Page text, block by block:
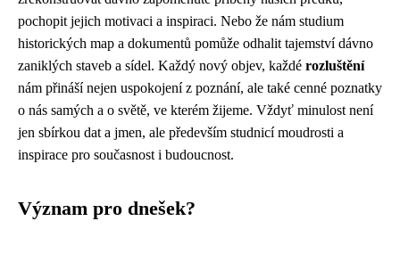
pochopit jejich motivaci a inspiraci. Nebo že nám studium
historických map a dokumentů pomůže odhalit tajemství dávno
zaniklých staveb a sídel. Každý nový objev, každé rozluštění
nám přináší nejen uspokojení z poznání, ale také cenné poznatky
o nás samých a o světě, ve kterém žijeme. Vždyť minulost není
jen sbírkou dat a jmen, ale především studnicí moudrosti a
inspirace pro současnost i budoucnost.
Význam pro dnešek?